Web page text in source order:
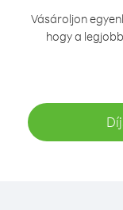
Vásároljon
hogy a